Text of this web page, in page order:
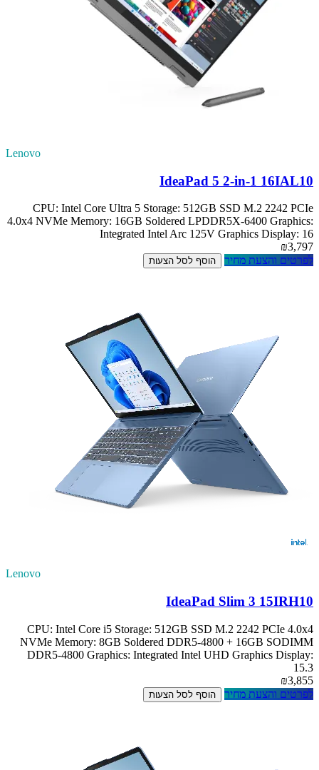
Lenovo
IdeaPad 5 2-in-1 16IAL10
CPU: Intel Core Ultra 5 Storage: 512GB SSD M.2 2242 PCIe
4.0x4 NVMe Memory: 16GB Soldered LPDDR5X-6400 Graphics:
Integrated Intel Arc 125V Graphics Display: 16
₪3,797
לפרטים והצעת מחיר
הוסף לסל הצעות
Lenovo
IdeaPad Slim 3 15IRH10
CPU: Intel Core i5 Storage: 512GB SSD M.2 2242 PCIe 4.0x4
NVMe Memory: 8GB Soldered DDR5-4800 + 16GB SODIMM
DDR5-4800 Graphics: Integrated Intel UHD Graphics Display:
15.3
₪3,855
לפרטים והצעת מחיר
הוסף לסל הצעות